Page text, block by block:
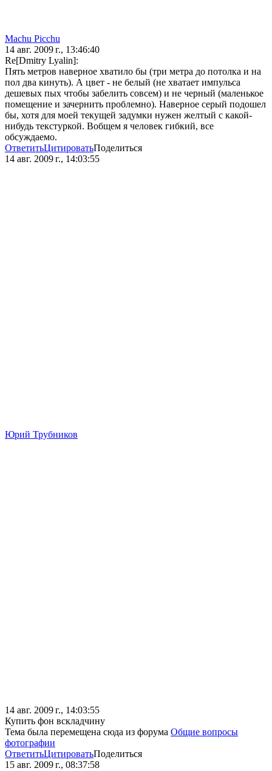
Machu Picchu
14 авг. 2009 г., 13:46:40
Re[Dmitry Lyalin]:
Пять метров наверное хватило бы (три метра до потолка и на
пол два кинуть). А цвет - не белый (не хватает импульса
дешевых пых чтобы забелить совсем) и не черный (маленькое
помещение и зачернить проблемно). Наверное серый подошел
бы, хотя для моей текущей задумки нужен желтый с какой-
нибудь текстуркой. Вобщем я человек гибкий, все
обсуждаемо.
ОтветитьЦитироватьПоделиться
14 авг. 2009 г., 14:03:55
Юрий Трубников
14 авг. 2009 г., 14:03:55
Купить фон вскладчину
Тема была перемещена сюда из форума Общие вопросы
фотографии
ОтветитьЦитироватьПоделиться
15 авг. 2009 г., 08:37:58